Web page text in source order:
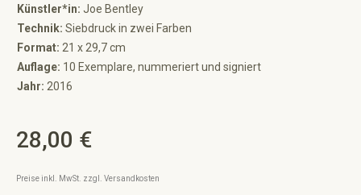
Künstler*in: Joe Bentley
Technik: Siebdruck in zwei Farben
Format: 21 x 29,7 cm
Auflage: 10 Exemplare, nummeriert und signiert
Jahr: 2016
Regulärer Preis:
28,00 €
Preise inkl. MwSt. zzgl. Versandkosten